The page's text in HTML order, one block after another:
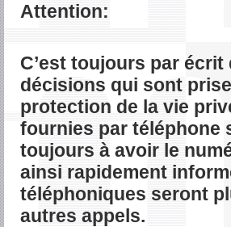
Attention:
C’est toujours par
décisions qui sont
protection de la vie
fournies par téléphone
toujours à avoir le
ainsi rapidement
téléphoniques seront
autres appels.